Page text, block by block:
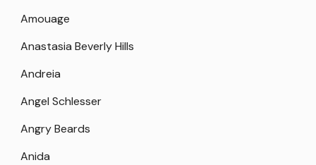
Amouage
Anastasia Beverly Hills
Andreia
Angel Schlesser
Angry Beards
Anida